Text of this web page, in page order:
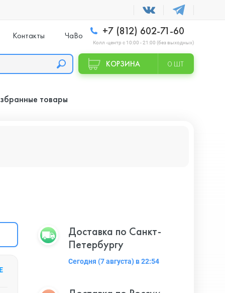
Контакты ЧаВо +7 (812) 602-71-60
Колл -центр с 10:00 - 21:00 (без выходных)
КОРЗИНА 0 ШТ
товары
Доставка по Санкт-
Петербургу
Сегодня (7 августа) в 22:54